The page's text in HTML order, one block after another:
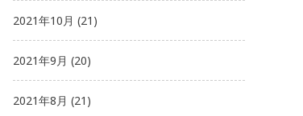
2021年10月 (21)
2021年9月 (20)
2021年8月 (21)